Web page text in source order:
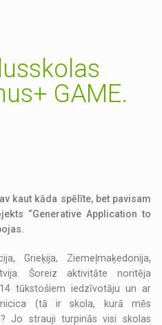
GAME.
kaut kāda spēlīte, bet pavisam
“Generative Application to
Grieķija, Ziemeļmaķedonija,
Šoreiz aktivitāte noritēja
tūkstošiem iedzīvotāju un ar
(tā ir skola, kurā mēs
Jo strauji turpinās visi skolas